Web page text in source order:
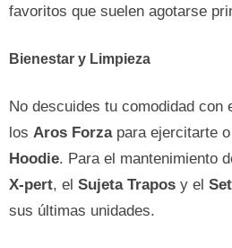
favoritos que suelen agotarse
Bienestar y Limpieza
No descuides tu comodidad con
los Aros Forzapara ejercitarte
Hoodie. Para el mantenimiento
X-pert, el Sujeta Trapos y el
sus últimas unidades.